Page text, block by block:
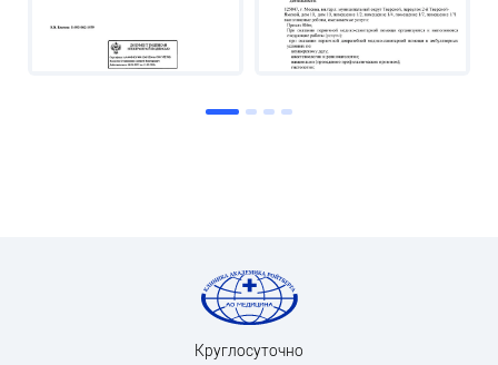
Круглосуточно